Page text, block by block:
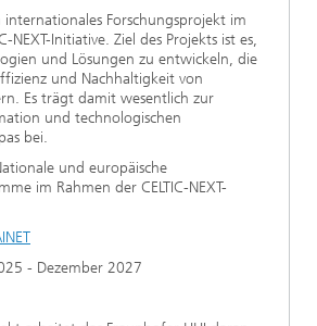
Deutschland (FMD)
Vernetzung
Hertz
von Heinrich Hertz
internationales Forschungsprojekt im
NEXT-Initiative. Ziel des Projekts ist es,
und Lösungen zu entwickeln, die
und Nachhaltigkeit von
Es trägt damit wesentlich zur
und technologischen
bei.
und europäische
im Rahmen der CELTIC-NEXT-
- Dezember 2027